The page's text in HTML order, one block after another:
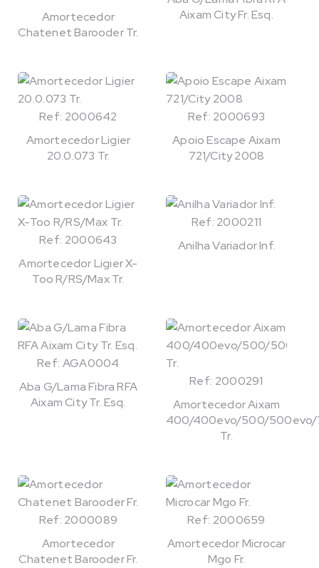
Amortecedor
Chatenet Barooder Tr.
Aixam City Fr. Esq.
Ref: 2000642
Amortecedor Ligier
20.0.073 Tr.
Ref: 2000693
Apoio Escape Aixam
721/City 2008
Ref: 2000643
Amortecedor Ligier X-
Too R/RS/Max Tr.
Ref: 2000211
Anilha Variador Inf.
Ref: AGA0004
Aba G/Lama Fibra RFA
Aixam City Tr. Esq.
Ref: 2000291
Amortecedor Aixam
400/400evo/500/500evo/
Tr.
Ref: 2000089
Amortecedor
Chatenet Barooder Fr.
Ref: 2000659
Amortecedor Microcar
Mgo Fr.